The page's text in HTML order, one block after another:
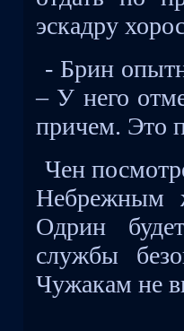
эскадру
- Брин
– У него
причем. Это
Чен
Небрежным
Одрин
службы
Чужакам не